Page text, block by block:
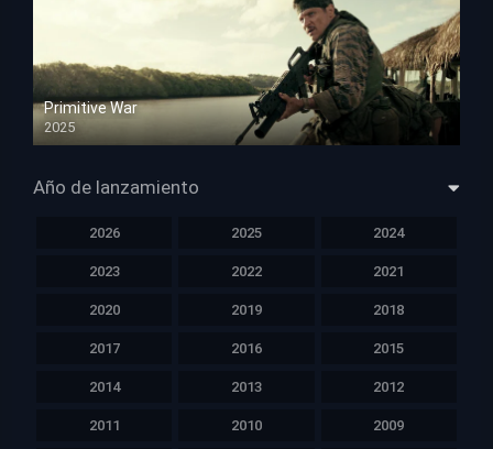
Primitive War
2025
HD 1080p
Año de lanzamiento
2026 2025 2024
2023 2022 2021
2020 2019 2018
2017 2016 2015
2014 2013 2012
2011 2010 2009